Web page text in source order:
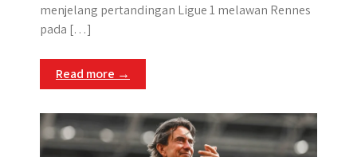
menjelang pertandingan Ligue 1 melawan Rennes
pada […]
Read more →